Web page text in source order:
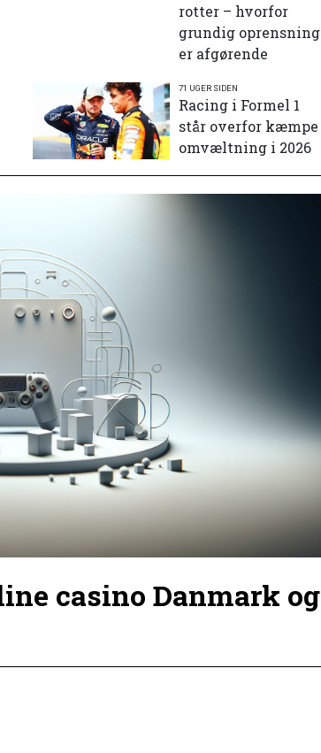
rotter – hvorfor
grundig oprensning
er afgørende
71 UGER SIDEN
Racing i Formel 1
står overfor kæmpe
omvæltning i 2026
casino Danmark og